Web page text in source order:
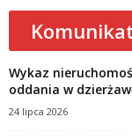
Wykaz
oddania w
24 lipca 2026